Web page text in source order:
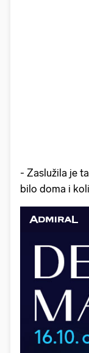
- Zaslužila je
bilo doma i